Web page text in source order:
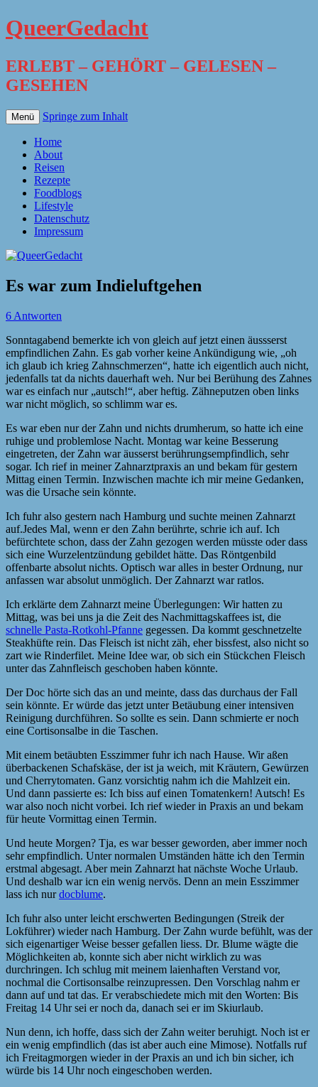
QueerGedacht
ERLEBT – GEHÖRT – GELESEN –
GESEHEN
Menü Springe zum Inhalt
Home
About
Reisen
Rezepte
Foodblogs
Lifestyle
Datenschutz
Impressum
Es war zum Indieluftgehen
6 Antworten
Sonntagabend bemerkte ich von gleich auf jetzt einen äussserst
empfindlichen Zahn. Es gab vorher keine Ankündigung wie, „oh
ich glaub ich krieg Zahnschmerzen“, hatte ich eigentlich auch nicht,
jedenfalls tat da nichts dauerhaft weh. Nur bei Berühung des Zahnes
war es einfach nur „autsch!“, aber heftig. Zähneputzen oben links
war nicht möglich, so schlimm war es.
Es war eben nur der Zahn und nichts drumherum, so hatte ich eine
ruhige und problemlose Nacht. Montag war keine Besserung
eingetreten, der Zahn war äusserst berührungsempfindlich, sehr
sogar. Ich rief in meiner Zahnarztpraxis an und bekam für gestern
Mittag einen Termin. Inzwischen machte ich mir meine Gedanken,
was die Ursache sein könnte.
Ich fuhr also gestern nach Hamburg und suchte meinen Zahnarzt
auf.Jedes Mal, wenn er den Zahn berührte, schrie ich auf. Ich
befürchtete schon, dass der Zahn gezogen werden müsste oder dass
sich eine Wurzelentzündung gebildet hätte. Das Röntgenbild
offenbarte absolut nichts. Optisch war alles in bester Ordnung, nur
anfassen war absolut unmöglich. Der Zahnarzt war ratlos.
Ich erklärte dem Zahnarzt meine Überlegungen: Wir hatten zu
Mittag, was bei uns ja die Zeit des Nachmittagskaffees ist, die
schnelle Pasta-Rotkohl-Pfanne gegessen. Da kommt geschnetzelte
Steakhüfte rein. Das Fleisch ist nicht zäh, eher bissfest, also nicht so
zart wie Rinderfilet. Meine Idee war, ob sich ein Stückchen Fleisch
unter das Zahnfleisch geschoben haben könnte.
Der Doc hörte sich das an und meinte, dass das durchaus der Fall
sein könnte. Er würde das jetzt unter Betäubung einer intensiven
Reinigung durchführen. So sollte es sein. Dann schmierte er noch
eine Cortisonsalbe in die Taschen.
Mit einem betäubten Esszimmer fuhr ich nach Hause. Wir aßen
überbackenen Schafskäse, der ist ja weich, mit Kräutern, Gewürzen
und Cherrytomaten. Ganz vorsichtig nahm ich die Mahlzeit ein.
Und dann passierte es: Ich biss auf einen Tomatenkern! Autsch! Es
war also noch nicht vorbei. Ich rief wieder in Praxis an und bekam
für heute Vormittag einen Termin.
Und heute Morgen? Tja, es war besser geworden, aber immer noch
sehr empfindlich. Unter normalen Umständen hätte ich den Termin
erstmal abgesagt. Aber mein Zahnarzt hat nächste Woche Urlaub.
Und deshalb war icn ein wenig nervös. Denn an mein Esszimmer
lass ich nurdocblume.
Ich fuhr also unter leicht erschwerten Bedingungen (Streik der
Lokführer) wieder nach Hamburg. Der Zahn wurde befühlt, was der
sich eigenartiger Weise besser gefallen liess. Dr. Blume wägte die
Möglichkeiten ab, konnte sich aber nicht wirklich zu was
durchringen. Ich schlug mit meinem laienhaften Verstand vor,
nochmal die Cortisonsalbe reinzupressen. Den Vorschlag nahm er
dann auf und tat das. Er verabschiedete mich mit den Worten: Bis
Freitag 14 Uhr sei er noch da, danach sei er im Skiurlaub.
Nun denn, ich hoffe, dass sich der Zahn weiter beruhigt. Noch ist er
ein wenig empfindlich (das ist aber auch eine Mimose). Notfalls ruf
ich Freitagmorgen wieder in der Praxis an und ich bin sicher, ich
würde bis 14 Uhr noch eingeschoben werden.